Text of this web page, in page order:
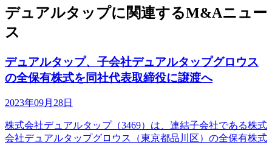
デュアルタップに関連するM&Aニュー
ス
デュアルタップ、子会社デュアルタップグロウス
の全保有株式を同社代表取締役に譲渡へ
2023年09月28日
株式会社デュアルタップ（3469）は、連結子会社である株式
会社デュアルタップグロウス（東京都品川区）の全保有株式